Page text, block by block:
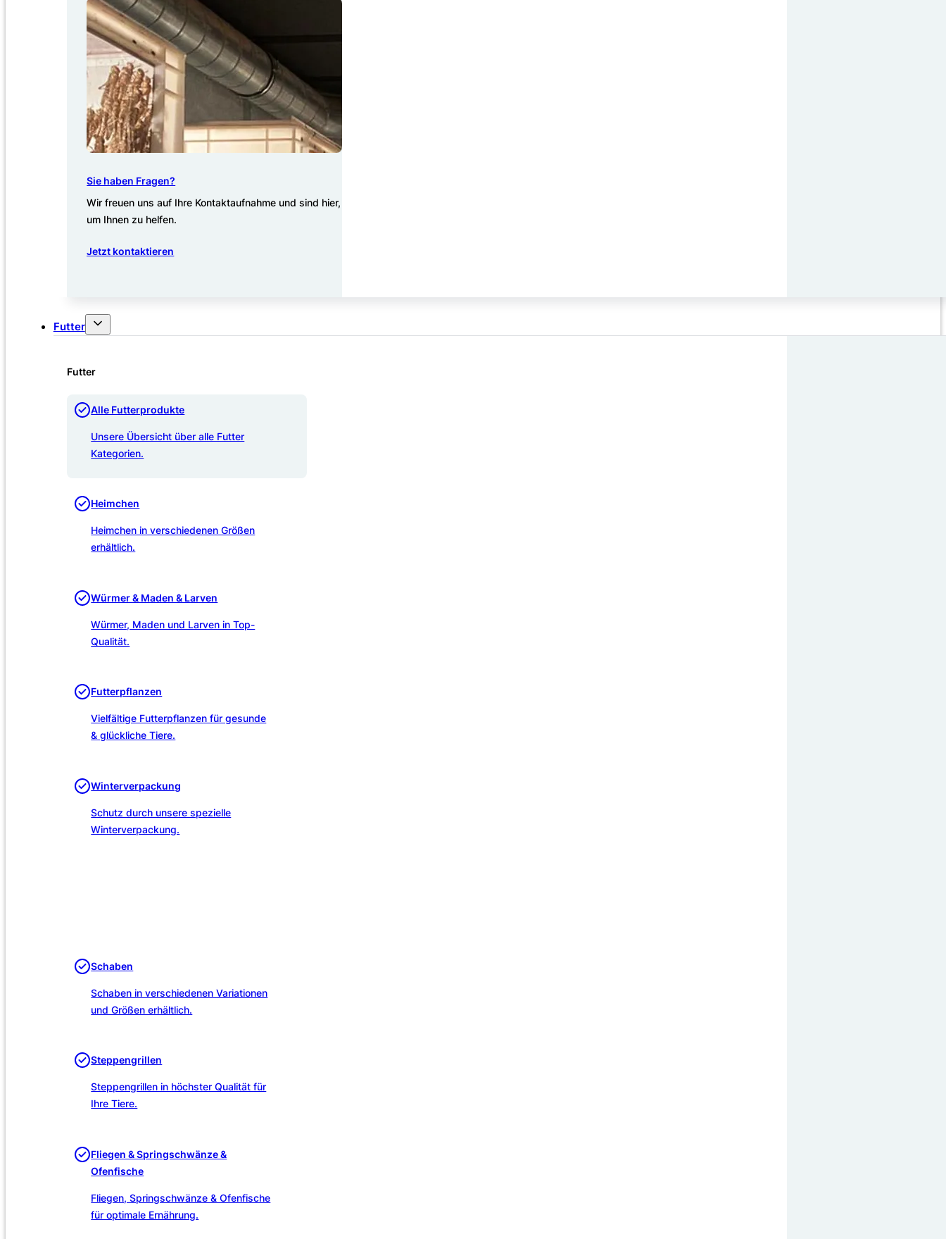
Sie haben Fragen?
Wir freuen uns auf Ihre Kontaktaufnahme und sind hier,
um Ihnen zu helfen.
Jetzt kontaktieren
Futter
Futter
Alle Futterprodukte
Unsere Übersicht über alle Futter
Kategorien.
Heimchen
Heimchen in verschiedenen Größen
erhältlich.
Würmer & Maden & Larven
Würmer, Maden und Larven in Top-
Qualität.
Futterpflanzen
Vielfältige Futterpflanzen für gesunde
& glückliche Tiere.
Winterverpackung
Schutz durch unsere spezielle
Winterverpackung.
Schaben
Schaben in verschiedenen Variationen
und Größen erhältlich.
Steppengrillen
Steppengrillen in höchster Qualität für
Ihre Tiere.
Fliegen & Springschwänze &
Ofenfische
Fliegen, Springschwänze & Ofenfische
für optimale Ernährung.